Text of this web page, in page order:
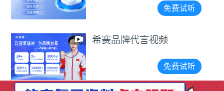
免费试听
希赛品牌代言视频
免费试听